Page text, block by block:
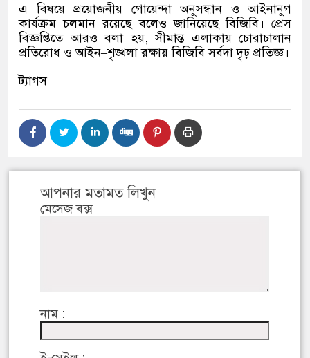
এ বিষয়ে প্রয়োজনীয় গোয়েন্দা অনুসন্ধান ও আইনানুগ
কার্যক্রম চলমান রয়েছে বলেও জানিয়েছে বিজিবি। প্রেস
বিজ্ঞপ্তিতে আরও বলা হয়,সীমান্ত এলাকায় চোরাচালান
প্রতিরোধ ও আইন–শৃঙ্খলা রক্ষায় বিজিবি সর্বদা দৃঢ় প্রতিজ্ঞ।
ট্যাগস
আপনার মতামত লিখুন
মেসেজ বক্স
নাম :